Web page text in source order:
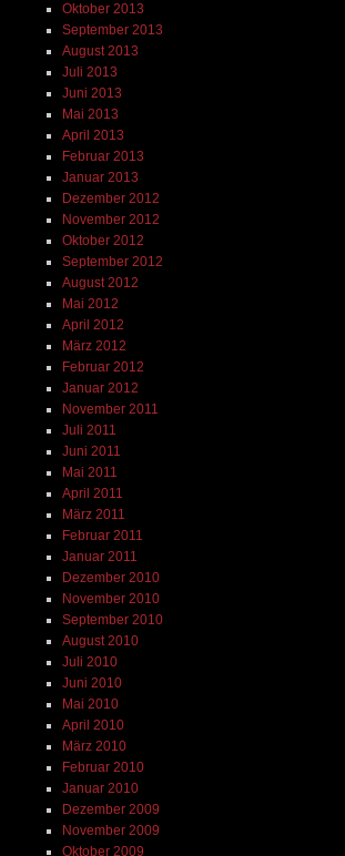
Oktober 2013
September 2013
August 2013
Juli 2013
Juni 2013
Mai 2013
April 2013
Februar 2013
Januar 2013
Dezember 2012
November 2012
Oktober 2012
September 2012
August 2012
Mai 2012
April 2012
März 2012
Februar 2012
Januar 2012
November 2011
Juli 2011
Juni 2011
Mai 2011
April 2011
März 2011
Februar 2011
Januar 2011
Dezember 2010
November 2010
September 2010
August 2010
Juli 2010
Juni 2010
Mai 2010
April 2010
März 2010
Februar 2010
Januar 2010
Dezember 2009
November 2009
Oktober 2009